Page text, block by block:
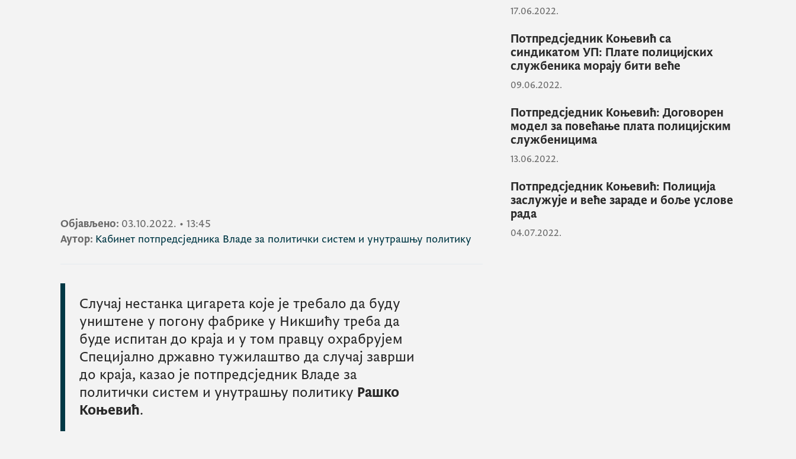
Објављено: 03.10.2022. • 13:45
Аутор: Кабинет потпредсједника Владе за политички систем и унутрашњу политику
Случај нестанка цигарета које је требало да буду
уништене у погону фабрике у Никшићу треба да
буде испитан до краја и у том правцу охрабрујем
Специјално државно тужилаштво да случај заврши
до краја, казао је потпредсједник Владе за
политички систем и унутрашњу политику Рашко
Коњевић.
17.06.2022.
Потпредсједник Коњевић са
синдикатом УП: Плате полицијских
службеника морају бити веће
09.06.2022.
Потпредсједник Коњевић: Договорен
модел за повећање плата полицијским
службеницима
13.06.2022.
Потпредсједник Коњевић: Полиција
заслужује и веће зараде и боље услове
рада
04.07.2022.